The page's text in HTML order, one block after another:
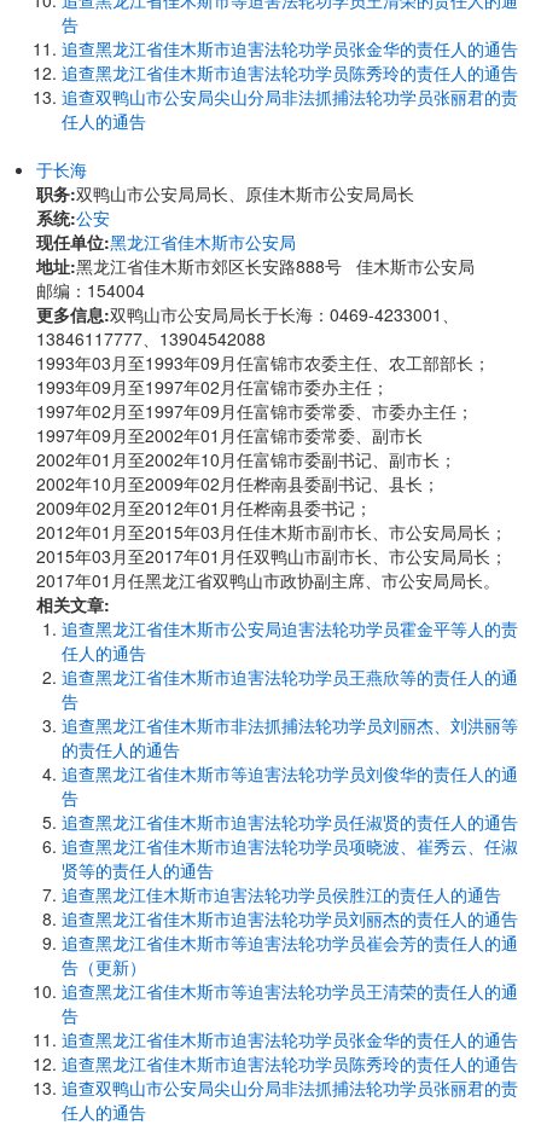
告
追查黑龙江省佳木斯市迫害法轮功学员张金华的责任人的通告
追查黑龙江省佳木斯市迫害法轮功学员陈秀玲的责任人的通告
追查双鸭山市公安局尖山分局非法抓捕法轮功学员张丽君的责
任人的通告
于长海
职务:双鸭山市公安局局长、原佳木斯市公安局局长
系统:公安
现任单位:黑龙江省佳木斯市公安局
地址:黑龙江省佳木斯市郊区长安路888号 佳木斯市公安局
邮编：154004
更多信息:双鸭山市公安局局长于长海：0469-4233001、
13846117777、13904542088
1993年03月至1993年09月任富锦市农委主任、农工部部长；
1993年09月至1997年02月任富锦市委办主任；
1997年02月至1997年09月任富锦市委常委、市委办主任；
1997年09月至2002年01月任富锦市委常委、副市长
2002年01月至2002年10月任富锦市委副书记、副市长；
2002年10月至2009年02月任桦南县委副书记、县长；
2009年02月至2012年01月任桦南县委书记；
2012年01月至2015年03月任佳木斯市副市长、市公安局局长；
2015年03月至2017年01月任双鸭山市副市长、市公安局局长；
2017年01月任黑龙江省双鸭山市政协副主席、市公安局局长。
相关文章:
追查黑龙江省佳木斯市公安局迫害法轮功学员霍金平等人的责
任人的通告
追查黑龙江省佳木斯市迫害法轮功学员王燕欣等的责任人的通
告
追查黑龙江省佳木斯市非法抓捕法轮功学员刘丽杰、刘洪丽等
的责任人的通告
追查黑龙江省佳木斯市等迫害法轮功学员刘俊华的责任人的通
告
追查黑龙江省佳木斯市迫害法轮功学员任淑贤的责任人的通告
追查黑龙江省佳木斯市迫害法轮功学员项晓波、崔秀云、任淑
贤等的责任人的通告
追查黑龙江佳木斯市迫害法轮功学员侯胜江的责任人的通告
追查黑龙江省佳木斯市迫害法轮功学员刘丽杰的责任人的通告
追查黑龙江省佳木斯市等迫害法轮功学员崔会芳的责任人的通
告（更新）
追查黑龙江省佳木斯市等迫害法轮功学员王清荣的责任人的通
告
追查黑龙江省佳木斯市迫害法轮功学员张金华的责任人的通告
追查黑龙江省佳木斯市迫害法轮功学员陈秀玲的责任人的通告
追查双鸭山市公安局尖山分局非法抓捕法轮功学员张丽君的责
任人的通告